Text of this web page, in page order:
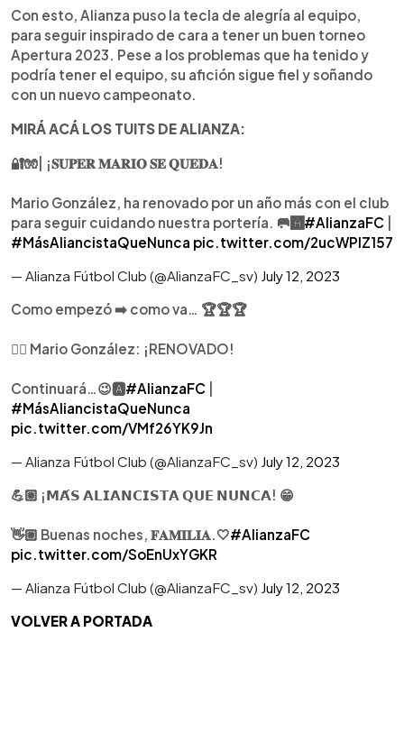
Con esto, Alianza puso la tecla de alegría al equipo,
para seguir inspirado de cara a tener un buen torneo
Apertura 2023. Pese a los problemas que ha tenido y
podría tener el equipo, su afición sigue fiel y soñando
con un nuevo campeonato.
MIRÁ ACÁ LOS TUITS DE ALIANZA:
🔐🧤| ¡𝐒𝐔𝐏𝐄𝐑 𝐌𝐀𝐑𝐈𝐎 𝐒𝐄 𝐐𝐔𝐄𝐃𝐀!
Mario González, ha renovado por un año más con el club
para seguir cuidando nuestra portería. 🥅🅰️ #AlianzaFC
#MásAliancistaQueNunca pic.twitter.com/2ucWPlZ157
— Alianza Fútbol Club (@AlianzaFC_sv) July 12, 2023
Como empezó ➡️ como va… 🏆🏆🏆
✍🏼 Mario González: ¡RENOVADO!
Continuará…😉🅰️#AlianzaFC
#MásAliancistaQueNunca
pic.twitter.com/VMf26YK9Jn
— Alianza Fútbol Club (@AlianzaFC_sv) July 12, 2023
💪🏼 ¡𝗠𝗔́𝗦 𝗔𝗟𝗜𝗔𝗡𝗖𝗜𝗦𝗧𝗔 𝗤𝗨𝗘 𝗡𝗨𝗡𝗖𝗔! 😁
👋🏼 Buenas noches, 𝐅𝐀𝐌𝐈𝐋𝐈𝐀.🤍#AlianzaFC
pic.twitter.com/SoEnUxYGKR
— Alianza Fútbol Club (@AlianzaFC_sv) July 12, 2023
VOLVER A PORTADA